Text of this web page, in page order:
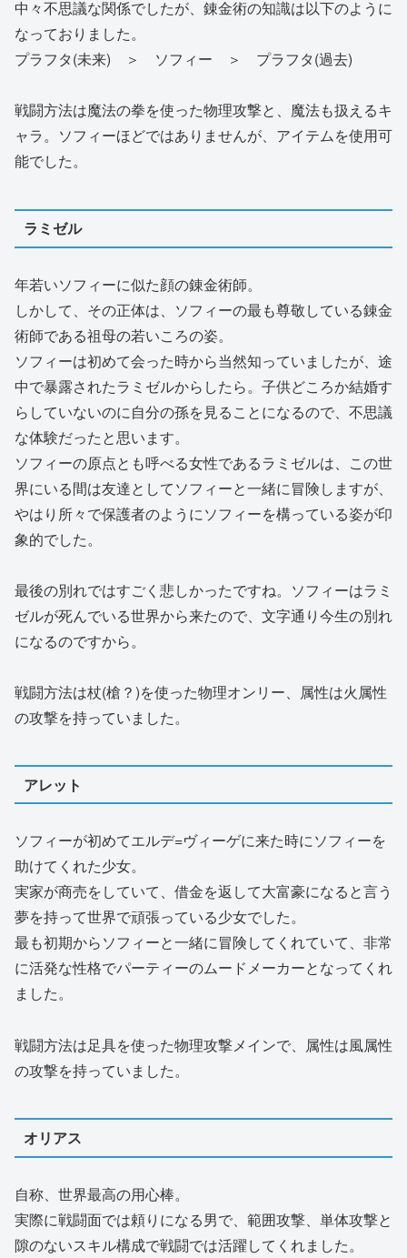
中々不思議な関係でしたが、錬金術の知識は以下のように
なっておりました。
プラフタ(未来) ＞ ソフィー ＞ プラフタ(過去)
戦闘方法は魔法の拳を使った物理攻撃と、魔法も扱えるキ
ャラ。ソフィーほどではありませんが、アイテムを使用可
能でした。
ラミゼル
年若いソフィーに似た顔の錬金術師。
しかして、その正体は、ソフィーの最も尊敬している錬金
術師である祖母の若いころの姿。
ソフィーは初めて会った時から当然知っていましたが、途
中で暴露されたラミゼルからしたら。子供どころか結婚す
らしていないのに自分の孫を見ることになるので、不思議
な体験だったと思います。
ソフィーの原点とも呼べる女性であるラミゼルは、この世
界にいる間は友達としてソフィーと一緒に冒険しますが、
やはり所々で保護者のようにソフィーを構っている姿が印
象的でした。
最後の別れではすごく悲しかったですね。ソフィーはラミ
ゼルが死んでいる世界から来たので、文字通り今生の別れ
になるのですから。
戦闘方法は杖(槍？)を使った物理オンリー、属性は火属性
の攻撃を持っていました。
アレット
ソフィーが初めてエルデ=ヴィーゲに来た時にソフィーを
助けてくれた少女。
実家が商売をしていて、借金を返して大富豪になると言う
夢を持って世界で頑張っている少女でした。
最も初期からソフィーと一緒に冒険してくれていて、非常
に活発な性格でパーティーのムードメーカーとなってくれ
ました。
戦闘方法は足具を使った物理攻撃メインで、属性は風属性
の攻撃を持っていました。
オリアス
自称、世界最高の用心棒。
実際に戦闘面では頼りになる男で、範囲攻撃、単体攻撃と
隙のないスキル構成で戦闘では活躍してくれました。